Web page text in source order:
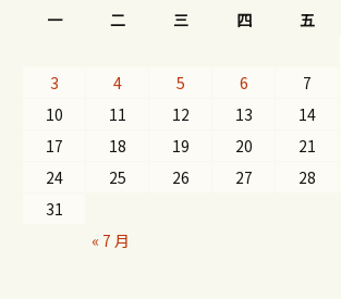
一
二 三 四 五
3
4 5 6 7
10
11 12 13 14
17
18 19 20 21
24
25 26 27 28
31
« 7 月